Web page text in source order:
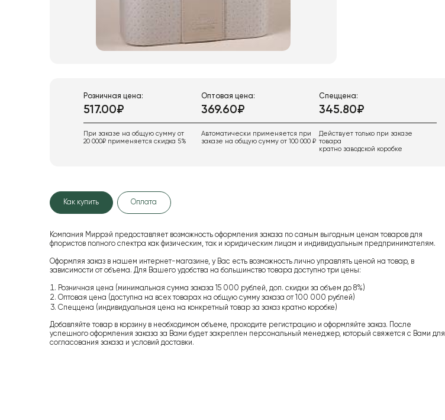
Розничная цена:
517.00₽
При заказе на общую сумму от
20 000₽ применяется скидка 5%
Оптовая цена:
369.60₽
Автоматически применяется при
заказе на общую сумму от 100 000 ₽
Спеццена:
345.80₽
Действует только при заказе
товара
кратно заводской коробке
Как купить Оплата
Компания Миррэй предоставляет возможность оформления заказа по самым выгодным ценам товаров для
флористов полного спектра как физическим, так и юридическим лицам и индивидуальным предпринимателям.
Оформляя заказ в нашем интернет-магазине, у Вас есть возможность лично управлять ценой на товар, в
зависимости от объема. Для Вашего удобства на большинство товара доступно три цены:
Розничная цена (минимальная сумма заказа 15 000 рублей, доп. скидки за объем до 8%)
Оптовая цена (доступна на всех товарах на общую сумму заказа от 100 000 рублей)
Спеццена (индивидуальная цена на конкретный товар за заказ кратно коробке)
Добавляйте товар в корзину в необходимом объеме, проходите регистрацию и оформляйте заказ. После
успешного оформления заказа за Вами будет закреплен персональный менеджер, который свяжется с Вами для
согласования заказа и условий доставки.